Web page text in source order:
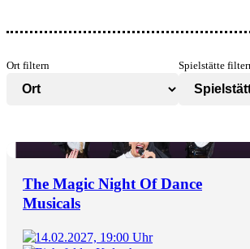
Ort filtern Spielstätte
The Magic Night Of Dance
Musicals
14.02.2027, 19:00 Uhr